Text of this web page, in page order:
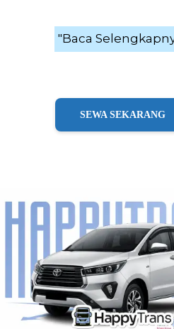
"Baca
SEWA SEKARANG